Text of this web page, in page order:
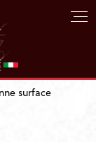
surface